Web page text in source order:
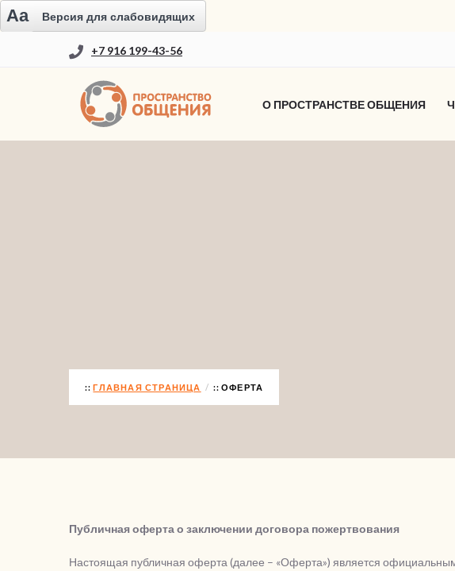
Aa Версия для слабовидящих
+7 916 199-43-56
О ПРОСТРАНСТВЕ ОБЩЕНИЯ
ГЛАВНАЯ СТРАНИЦА ОФЕРТА
Публичная оферта о заключении договора пожертвования
Настоящая публичная оферта (далее – «Оферта») является